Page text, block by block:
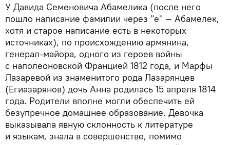
У Давида Семеновича Абамелика (после него
пошло написание фамилии через "е" — Абамелек,
хотя и старое написание есть в некоторых
источниках), по происхождению армянина,
генерал-майора, одного из героев войны
с наполеоновской Францией 1812 года, и Марфы
Лазаревой из знаменитого рода Лазарянцев
(Егиазарянов) дочь Анна родилась 15 апреля 1814
года. Родители вполне могли обеспечить ей
безупречное домашнее образование. Девочка
выказывала явную склонность к литературе
и языкам, знала в совершенстве, помимо